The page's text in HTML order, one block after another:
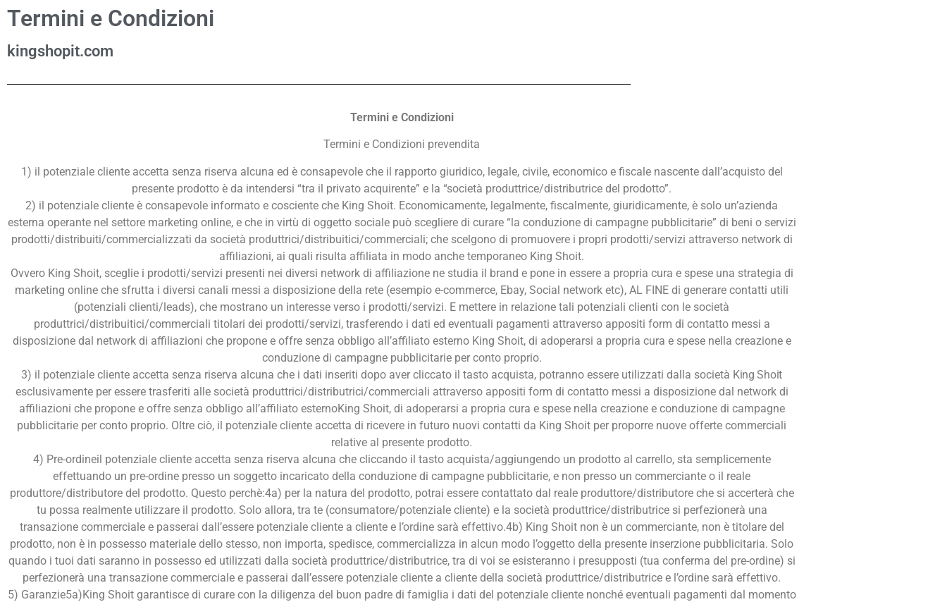
Termini e Condizioni
kingshopit.com
Termini e Condizioni
Termini e Condizioni prevendita
1) il potenziale cliente accetta senza riserva alcuna ed è consapevole che il rapporto giuridico, legale, civile, economico e fiscale nascente dall’acquisto del
presente prodotto è da intendersi “tra il privato acquirente” e la “società produttrice/distributrice del prodotto”.
2) il potenziale cliente è consapevole informato e cosciente che King Shoit. Economicamente, legalmente, fiscalmente, giuridicamente, è solo un’azienda
esterna operante nel settore marketing online, e che in virtù di oggetto sociale può scegliere di curare “la conduzione di campagne pubblicitarie” di beni o servizi
prodotti/distribuiti/commercializzati da società produttrici/distribuitici/commerciali; che scelgono di promuovere i propri prodotti/servizi attraverso network di
affiliazioni, ai quali risulta affiliata in modo anche temporaneo King Shoit.
Ovvero King Shoit, sceglie i prodotti/servizi presenti nei diversi network di affiliazione ne studia il brand e pone in essere a propria cura e spese una strategia di
marketing online che sfrutta i diversi canali messi a disposizione della rete (esempio e-commerce, Ebay, Social network etc), AL FINE di generare contatti utili
(potenziali clienti/leads), che mostrano un interesse verso i prodotti/servizi. E mettere in relazione tali potenziali clienti con le società
produttrici/distribuitici/commerciali titolari dei prodotti/servizi, trasferendo i dati ed eventuali pagamenti attraverso appositi form di contatto messi a
disposizione dal network di affiliazioni che propone e offre senza obbligo all’affiliato esterno King Shoit, di adoperarsi a propria cura e spese nella creazione e
conduzione di campagne pubblicitarie per conto proprio.
3) il potenziale cliente accetta senza riserva alcuna che i dati inseriti dopo aver cliccato il tasto acquista, potranno essere utilizzati dalla società King Shoit
esclusivamente per essere trasferiti alle società produttrici/distributrici/commerciali attraverso appositi form di contatto messi a disposizione dal network di
affiliazioni che propone e offre senza obbligo all’affiliato esternoKing Shoit, di adoperarsi a propria cura e spese nella creazione e conduzione di campagne
pubblicitarie per conto proprio. Oltre ciò, il potenziale cliente accetta di ricevere in futuro nuovi contatti da King Shoit per proporre nuove offerte commerciali
relative al presente prodotto.
4) Pre-ordineil potenziale cliente accetta senza riserva alcuna che cliccando il tasto acquista/aggiungendo un prodotto al carrello, sta semplicemente
effettuando un pre-ordine presso un soggetto incaricato della conduzione di campagne pubblicitarie, e non presso un commerciante o il reale
produttore/distributore del prodotto. Questo perchè:4a) per la natura del prodotto, potrai essere contattato dal reale produttore/distributore che si accerterà che
tu possa realmente utilizzare il prodotto. Solo allora, tra te (consumatore/potenziale cliente) e la società produttrice/distributrice si perfezionerà una
transazione commerciale e passerai dall’essere potenziale cliente a cliente e l’ordine sarà effettivo.4b) King Shoit non è un commerciante, non è titolare del
prodotto, non è in possesso materiale dello stesso, non importa, spedisce, commercializza in alcun modo l’oggetto della presente inserzione pubblicitaria. Solo
quando i tuoi dati saranno in possesso ed utilizzati dalla società produttrice/distributrice, tra di voi se esisteranno i presupposti (tua conferma del pre-ordine) si
perfezionerà una transazione commerciale e passerai dall’essere potenziale cliente a cliente della società produttrice/distributrice e l’ordine sarà effettivo.
5) Garanzie5a)King Shoit garantisce di curare con la diligenza del buon padre di famiglia i dati del potenziale cliente nonché eventuali pagamenti dal momento